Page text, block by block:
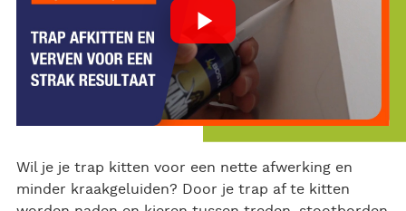
Wil je je trap kitten voor een nette afwerking en
minder kraakgeluiden? Door je trap af te kitten